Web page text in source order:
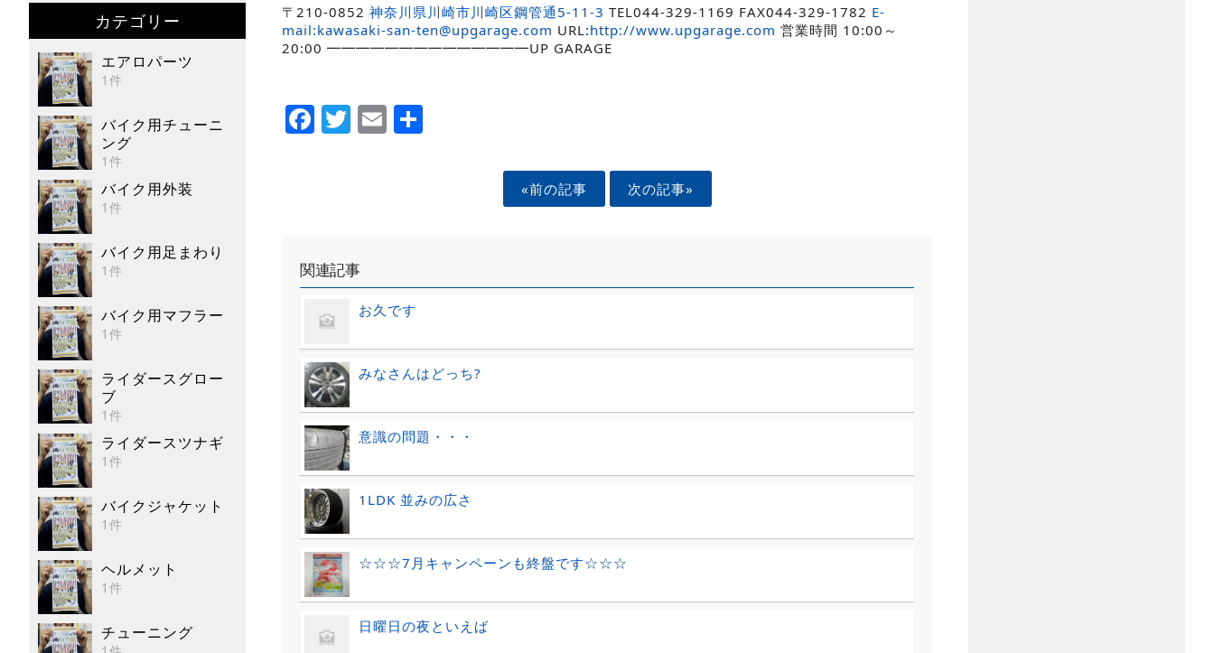
カテゴリー
エアロパーツ
1件
バイク用チューニ
ング
1件
バイク用外装
1件
バイク用足まわり
1件
バイク用マフラー
1件
ライダースグロー
ブ
1件
ライダースツナギ
1件
バイクジャケット
1件
ヘルメット
1件
チューニング
〒210-0852 神奈川県川崎市川崎区鋼管通5-11-3 TEL044-329-1169 FAX044-329-1782 E-
mail:kawasaki-san-ten@upgarage.com URL:http://www.upgarage.com 営業時間 10:00～
20:00 ━━━━━━━━━━━━━━UP GARAGE
Facebook
Twitter
Email
«前の記事 次の記事»
関連記事
お久です
みなさんはどっち?
意識の問題・・・
1LDK 並みの広さ
☆☆☆7月キャンペーンも終盤です☆☆☆
日曜日の夜といえば